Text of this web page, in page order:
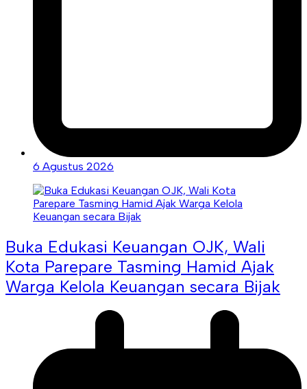
6 Agustus 2026
Buka Edukasi Keuangan OJK, Wali
Kota Parepare Tasming Hamid Ajak
Warga Kelola Keuangan secara Bijak